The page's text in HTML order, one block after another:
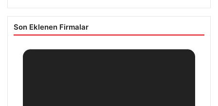
Son Eklenen Firmalar